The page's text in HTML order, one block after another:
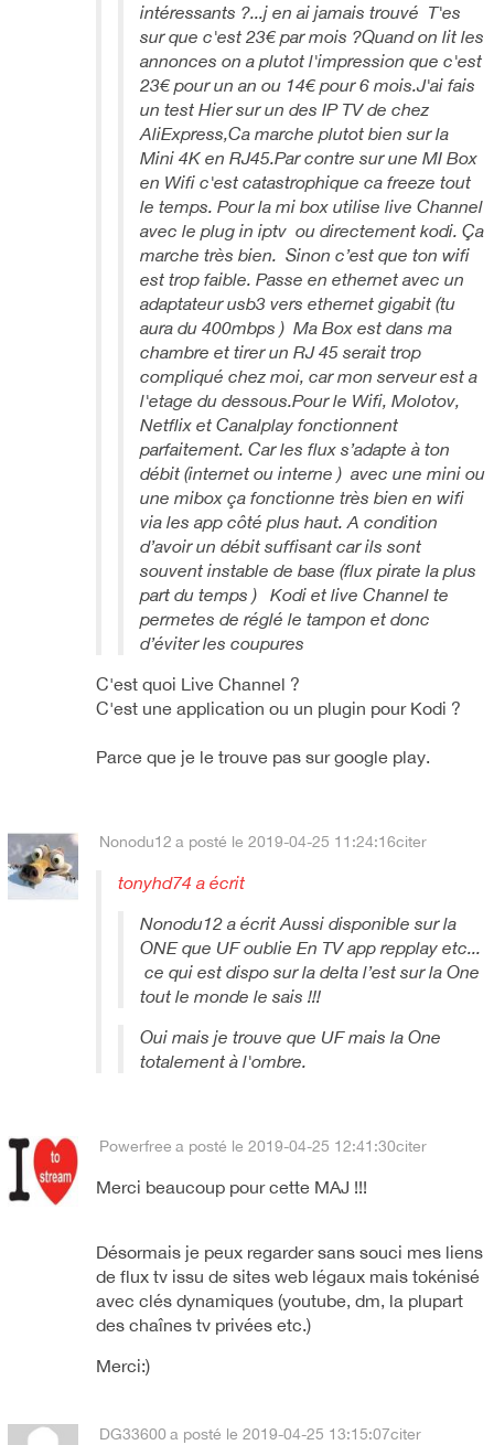
intéressants ?...j en ai jamais trouvé T'es
sur que c'est 23€ par mois ?Quand on lit les
annonces on a plutot l'impression que c'est
23€ pour un an ou 14€ pour 6 mois.J'ai fais
un test Hier sur un des IP TV de chez
AliExpress,Ca marche plutot bien sur la
Mini 4K en RJ45.Par contre sur une MI Box
en Wifi c'est catastrophique ca freeze tout
le temps. Pour la mi box utilise live Channel
avec le plug in iptv ou directement kodi. Ça
marche très bien. Sinon c’est que ton wifi
est trop faible. Passe en ethernet avec un
adaptateur usb3 vers ethernet gigabit (tu
aura du 400mbps ) Ma Box est dans ma
chambre et tirer un RJ 45 serait trop
compliqué chez moi, car mon serveur est a
l'etage du dessous.Pour le Wifi, Molotov,
Netflix et Canalplay fonctionnent
parfaitement. Car les flux s’adapte à ton
débit (internet ou interne ) avec une mini ou
une mibox ça fonctionne très bien en wifi
via les app côté plus haut. A condition
d’avoir un débit suffisant car ils sont
souvent instable de base (flux pirate la plus
part du temps ) Kodi et live Channel te
permetes de réglé le tampon et donc
d’éviter les coupures
C'est quoi Live Channel ?
C'est une application ou un plugin pour Kodi ?
Parce que je le trouve pas sur google play.
Nonodu12 a posté le 2019-04-25 11:24:16citer
tonyhd74 a écrit
Nonodu12 a écrit Aussi disponible sur la
ONE que UF oublie En TV app repplay etc...
ce qui est dispo sur la delta l’est sur la One
tout le monde le sais !!!
Oui mais je trouve que UF mais la One
totalement à l'ombre.
Powerfree a posté le 2019-04-25 12:41:30citer
Merci beaucoup pour cette MAJ !!!
Désormais je peux regarder sans souci mes liens
de flux tv issu de sites web légaux mais tokénisé
avec clés dynamiques (youtube, dm, la plupart
des chaînes tv privées etc.)
Merci:)
DG33600 a posté le 2019-04-25 13:15:07citer